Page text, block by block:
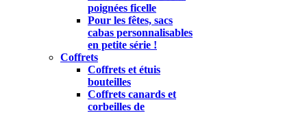
poignées ficelle
Pour les fêtes, sacs
cabas personnalisables
en petite série !
Coffrets
Coffrets et étuis
bouteilles
Coffrets canards et
corbeilles de